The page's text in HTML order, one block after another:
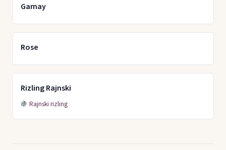
Gamay
Rose
Rizling Rajnski
🍇 Rajnski rizling